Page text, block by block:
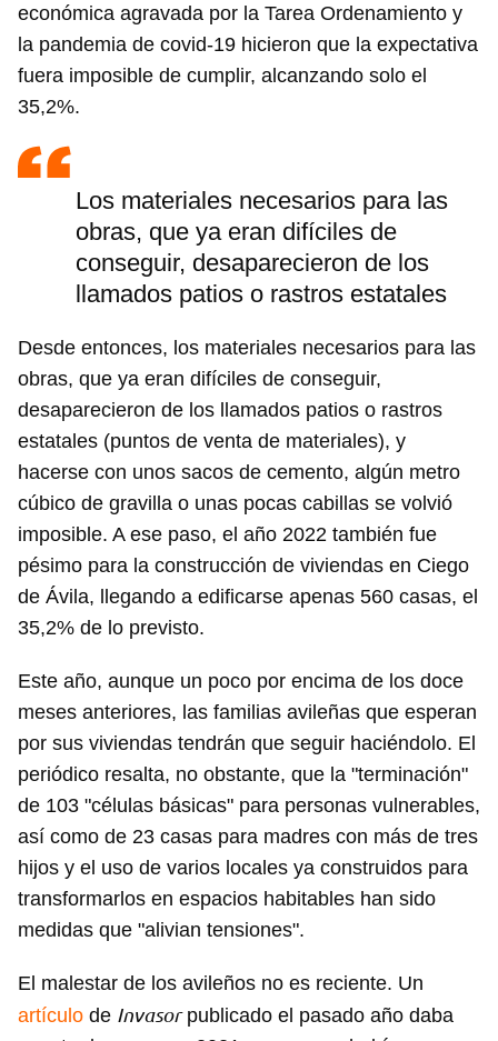
económica agravada por la Tarea Ordenamiento y
la pandemia de covid-19 hicieron que la expectativa
fuera imposible de cumplir, alcanzando solo el
35,2%.
Los materiales necesarios para las
obras, que ya eran difíciles de
conseguir, desaparecieron de los
llamados patios o rastros estatales
Desde entonces, los materiales necesarios para las
obras, que ya eran difíciles de conseguir,
desaparecieron de los llamados patios o rastros
estatales (puntos de venta de materiales), y
hacerse con unos sacos de cemento, algún metro
cúbico de gravilla o unas pocas cabillas se volvió
imposible. A ese paso, el año 2022 también fue
pésimo para la construcción de viviendas en Ciego
de Ávila, llegando a edificarse apenas 560 casas, el
35,2% de lo previsto.
Este año, aunque un poco por encima de los doce
meses anteriores, las familias avileñas que esperan
por sus viviendas tendrán que seguir haciéndolo. El
periódico resalta, no obstante, que la "terminación"
de 103 "células básicas" para personas vulnerables,
así como de 23 casas para madres con más de tres
hijos y el uso de varios locales ya construidos para
transformarlos en espacios habitables han sido
medidas que "alivian tensiones".
El malestar de los avileños no es reciente. Un
artículo de Invasorpublicado el pasado año daba